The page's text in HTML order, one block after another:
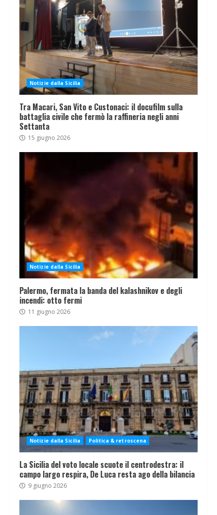
Notizie dalla Sicilia
Tra Macari, San Vito e Custonaci: il docufilm sulla
battaglia civile che fermò la raffineria negli anni
Settanta
15 giugno 2026
Notizie dalla Sicilia
Palermo, fermata la banda del kalashnikov e degli
incendi: otto fermi
11 giugno 2026
Notizie dalla Sicilia Politica & retroscena
La Sicilia del voto locale scuote il centrodestra: il
campo largo respira, De Luca resta ago della bilancia
9 giugno 2026